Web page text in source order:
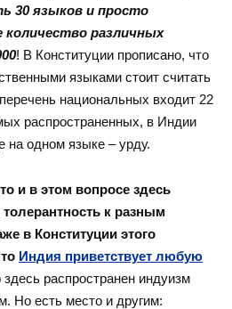
30 языков и просто
различных
! В Конституции прописано, что
языками стоит считать
национальных входит 22
распространенных, в Индии
на одном языке – урду.
и в этом вопросе здесь
к разным
в Конституции этого
Индия приветствует любую
распространен индуизм
Но есть место и другим: